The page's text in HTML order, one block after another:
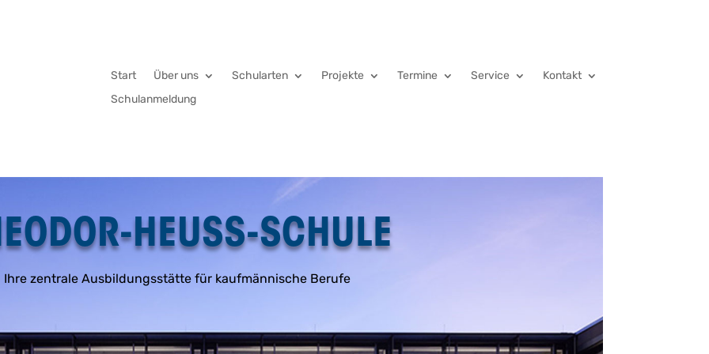
Start Über uns Schularten Projekte Termine Service
Kontakt
Schulanmeldung
HEUSS-SCHULE
Ihre zentrale Ausbildungsstätte für kaufmännische Berufe